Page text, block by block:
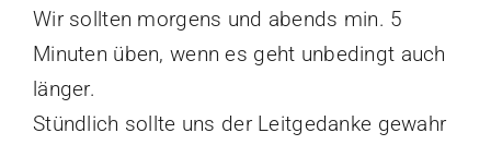
Wir sollten morgens und abends min. 5
Minuten üben, wenn es geht unbedingt auch
länger.
Stündlich sollte uns der Leitgedanke gewahr